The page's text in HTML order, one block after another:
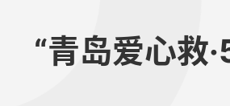
“青岛爱心救